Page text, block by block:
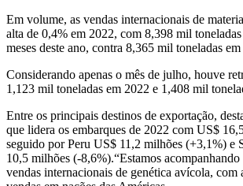
Em volume, as vendas internacionais de
alta de 0,4% em 2022, com 8,398 mil
meses deste ano, contra 8,365 mil toneladas
Considerando apenas o mês de julho, houve
1,123 mil toneladas em 2022 e 1,408 mil
Entre os principais destinos de exportação,
que lidera os embarques de 2022 com US$
seguido por Peru US$ 11,2 milhões (+3,1%) e
10,5 milhões (-8,6%).“Estamos acompanhando
vendas internacionais de genética avícola, com